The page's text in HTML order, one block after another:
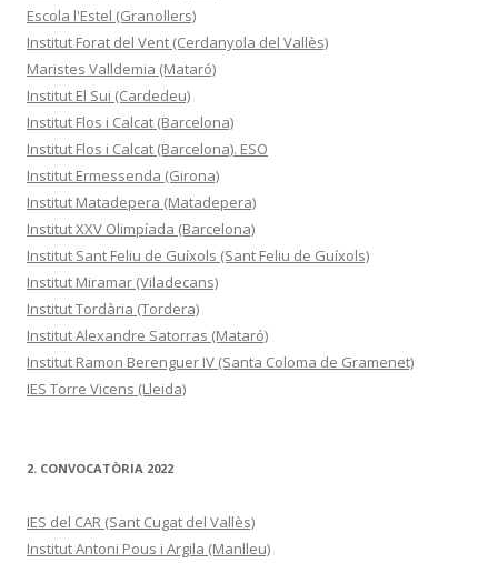
Escola l'Estel (Granollers)
Institut Forat del Vent (Cerdanyola del Vallès)
Maristes Valldemia (Mataró)
Institut El Sui (Cardedeu)
Institut Flos i Calcat (Barcelona)
Institut Flos i Calcat (Barcelona). ESO
Institut Ermessenda (Girona)
Institut Matadepera (Matadepera)
Institut XXV Olimpíada (Barcelona)
Institut Sant Feliu de Guíxols (Sant Feliu de Guíxols)
Institut Miramar (Viladecans)
Institut Tordària (Tordera)
Institut Alexandre Satorras (Mataró)
Institut Ramon Berenguer IV (Santa Coloma de Gramenet)
IES Torre Vicens (Lleida)
2. CONVOCATÒRIA 2022
IES del CAR (Sant Cugat del Vallès)
Institut Antoni Pous i Argila (Manlleu)